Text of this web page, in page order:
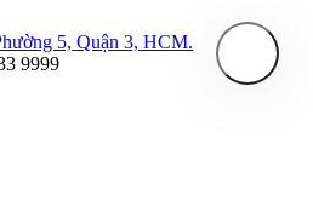
5, Quận 3, HCM.
9999